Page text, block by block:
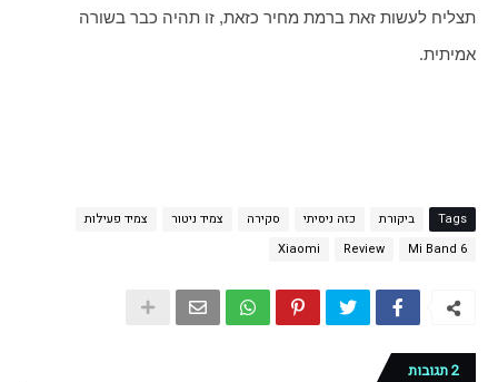
אמיתית.
Tags ביקורת כזה ניסיתי סקירה צמיד ניטור
צמיד פעילות
Mi Band 6
Review
Xiaomi
2 תגובות